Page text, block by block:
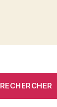
RECHERCHER